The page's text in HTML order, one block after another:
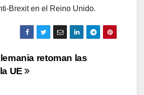
Brexit en el Reino Unido.
retoman las
UE